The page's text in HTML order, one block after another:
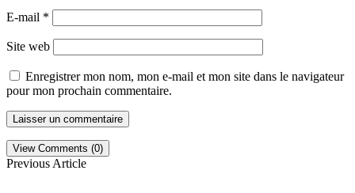
E-mail *
Site web
Enregistrer mon nom, mon e-mail et mon site dans le navigateur
pour mon prochain commentaire.
View Comments (0)
Previous Article